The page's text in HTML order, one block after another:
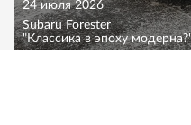
24 июля 2026
Subaru Forester
"Классика в эпоху